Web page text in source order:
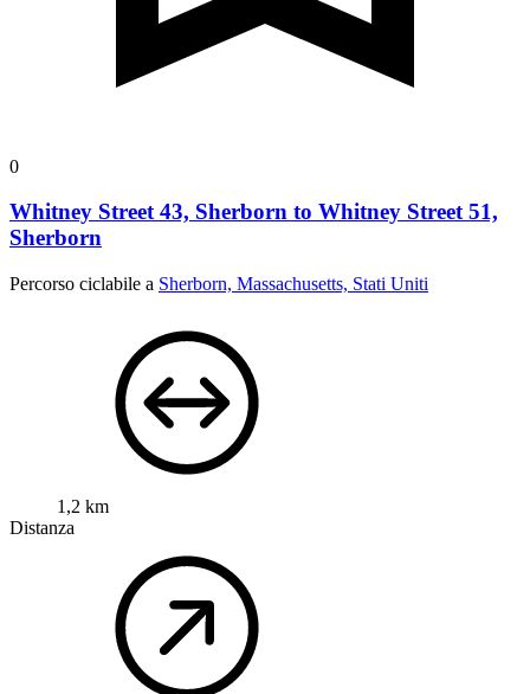
0
Whitney Street 43, Sherborn to Whitney Street 51,
Sherborn
Percorso ciclabile a Sherborn, Massachusetts, Stati Uniti
1,2 km
Distanza